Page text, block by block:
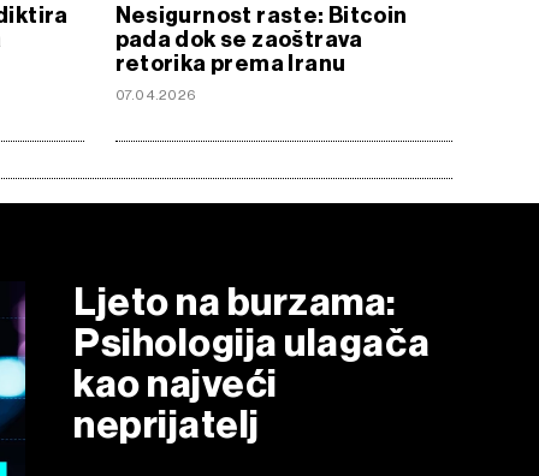
Nesigurnost raste: Bitcoin
pada dok se zaoštrava
retorika prema Iranu
07.04.2026
Ljeto na burzama:
Psihologija ulagača
kao najveći
neprijatelj